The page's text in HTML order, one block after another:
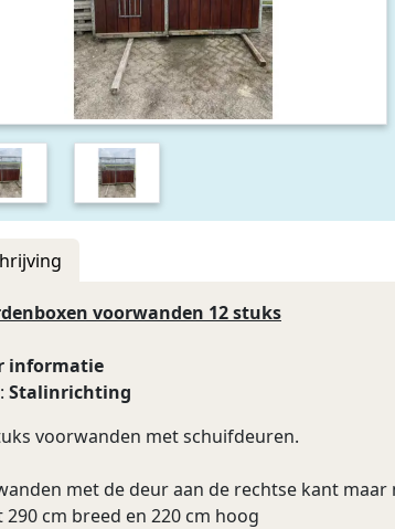
voorwanden 12 stuks
informatie
Stalinrichting
voorwanden met schuifdeuren.
met de deur aan de rechtse kant
290 cm breed en 220 cm hoog